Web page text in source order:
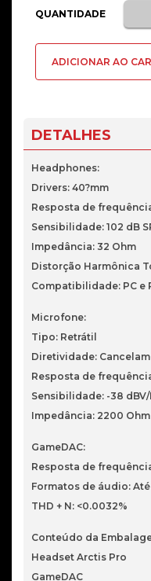
QUANTIDADE
de
+
ADICIONAR AO
DETALHES
Headphones:
Drivers: 40?mm
Resposta de
Sensibilidade: 102 dB
Impedância: 32 Ohm
Distorção Harmônica
Compatibilidade: PC e
Microfone:
Tipo: Retrátil
Diretividade:
Resposta de
Sensibilidade: -38 dBV/
Impedância: 2200 Ohm
GameDAC:
Resposta de
Formatos de áudio:
THD + N: <0.0032%
Conteúdo da
Headset Arctis Pro
GameDAC